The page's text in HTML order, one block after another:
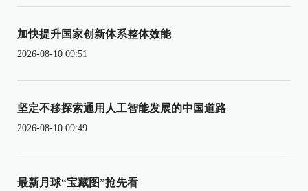
加快提升国家创新体系整体效能
2026-08-10 09:51
坚定不移探索通用人工智能发展的中国道路
2026-08-10 09:49
最新月球“宝藏图”抢先看